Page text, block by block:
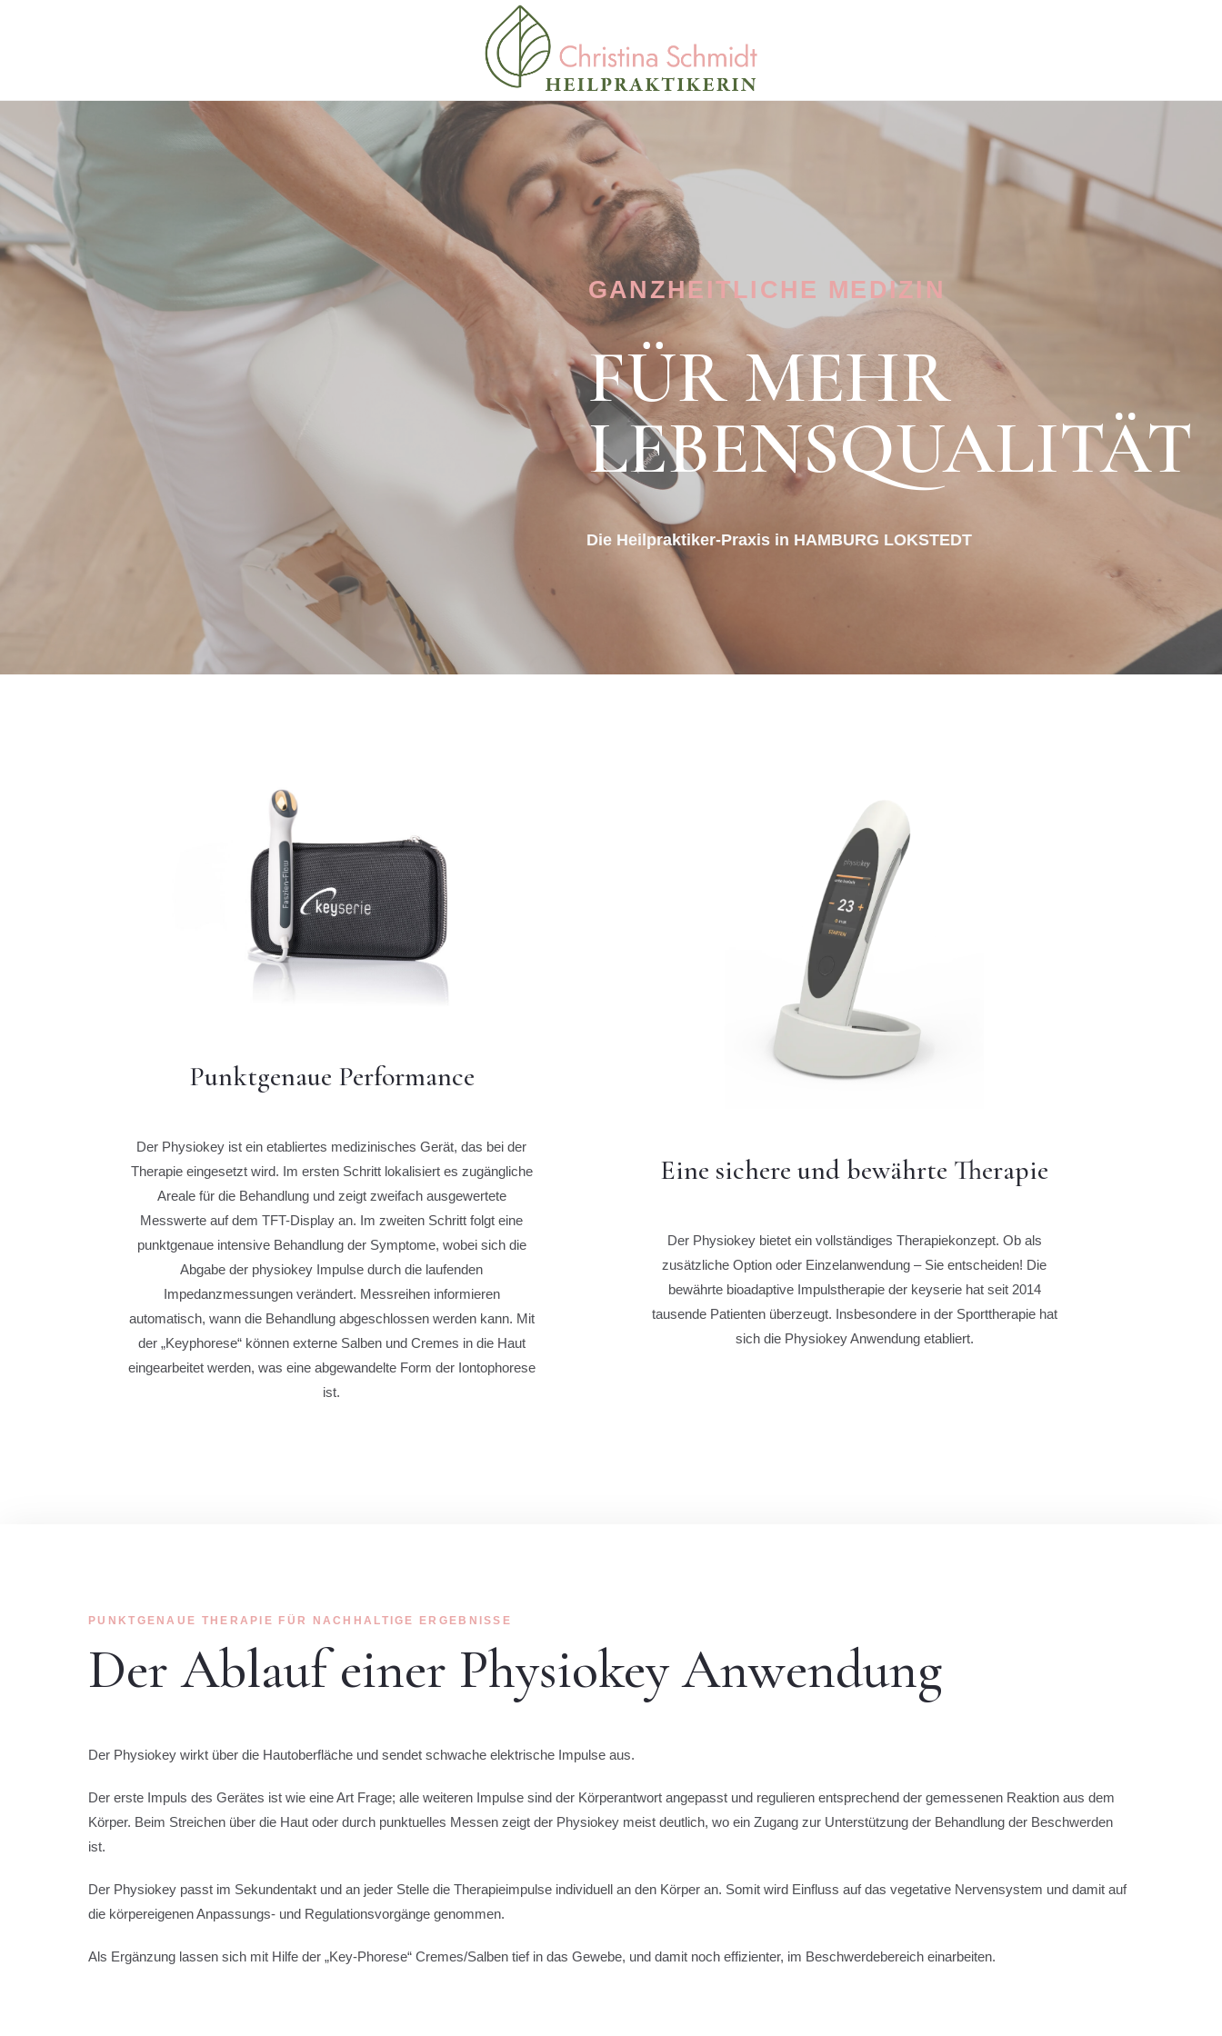
GANZHEITLICHE MEDIZIN
FÜR MEHR
LEBENSQUALITÄT
Die Heilpraktiker-Praxis in HAMBURG LOKSTEDT
Punktgenaue Performance
Der Physiokey ist ein etabliertes medizinisches Gerät, das bei der
Therapie eingesetzt wird. Im ersten Schritt lokalisiert es zugängliche
Areale für die Behandlung und zeigt zweifach ausgewertete
Messwerte auf dem TFT-Display an. Im zweiten Schritt folgt eine
punktgenaue intensive Behandlung der Symptome, wobei sich die
Abgabe der physiokey Impulse durch die laufenden
Impedanzmessungen verändert. Messreihen informieren
automatisch, wann die Behandlung abgeschlossen werden kann. Mit
der „Keyphorese“ können externe Salben und Cremes in die Haut
eingearbeitet werden, was eine abgewandelte Form der Iontophorese
ist.
Eine sichere und bewährte Therapie
Der Physiokey bietet ein vollständiges Therapiekonzept. Ob als
zusätzliche Option oder Einzelanwendung – Sie entscheiden! Die
bewährte bioadaptive Impulstherapie der keyserie hat seit 2014
tausende Patienten überzeugt. Insbesondere in der Sporttherapie hat
sich die Physiokey Anwendung etabliert.
PUNKTGENAUE THERAPIE FÜR NACHHALTIGE ERGEBNISSE
Der Ablauf einer Physiokey Anwendung
Der Physiokey wirkt über die Hautoberfläche und sendet schwache elektrische Impulse aus.
Der erste Impuls des Gerätes ist wie eine Art Frage; alle weiteren Impulse sind der Körperantwort angepasst und regulieren entsprechend der gemessenen Reaktion aus dem
Körper. Beim Streichen über die Haut oder durch punktuelles Messen zeigt der Physiokey meist deutlich, wo ein Zugang zur Unterstützung der Behandlung der Beschwerden
ist.
Der Physiokey passt im Sekundentakt und an jeder Stelle die Therapieimpulse individuell an den Körper an. Somit wird Einfluss auf das vegetative Nervensystem und damit auf
die körpereigenen Anpassungs- und Regulationsvorgänge genommen.
Als Ergänzung lassen sich mit Hilfe der „Key-Phorese“ Cremes/Salben tief in das Gewebe, und damit noch effizienter, im Beschwerdebereich einarbeiten.